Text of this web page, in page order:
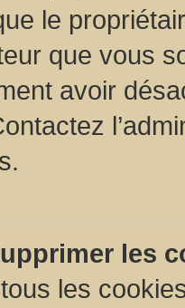
le
que vous
avoir
les
les